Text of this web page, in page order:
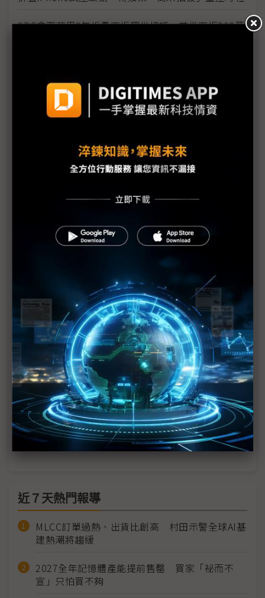
SDC拿下蘋果3年折疊面板獨供協議 首批面板300萬
蘋果折疊iPhone生產狀況說法不一 9月發表日程受
工程技術遇挑戰 蘋果折疊iPhone出貨恐延期
蘋果首款折疊機傳已試產 折痕挑戰迎技術突破
SDC獨佔蘋果折疊OLED訂單 可望帶旺協力廠
蘋果折疊iPhone傳延後出貨 分階段策略因應技術與
供應鏈挑戰
折疊機邁向「三強競逐」時代 三星獨霸地位受挑戰
零件價格急漲 2H26三星、蘋果折疊機售價恐超出預
期
蘋果與Android陣營力拱 折疊機2026銷售動能看俏
圖表1分鐘：蘋果折疊iPhone供應鏈
科技1分鐘：蘋果折疊-液態金屬軸承
科技1分鐘：唯一通過蘋果無折痕考驗——三星顯示
器Mont Flex技術
近７天熱門報導
MLCC訂單過熱、出貨比創高 村田示警全球AI基
建熱潮將趨緩
2027全年記憶體產能提前售罄 買家「祕而不
宣」只怕買不夠